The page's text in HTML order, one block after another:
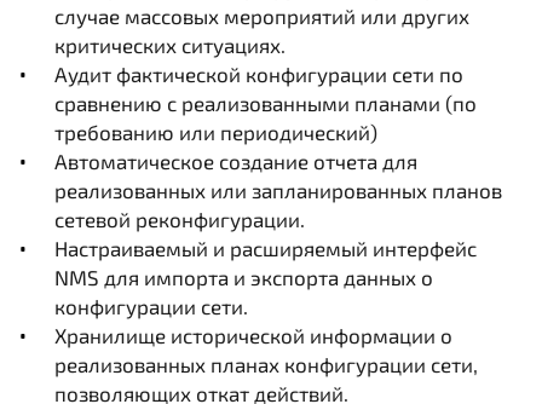
случае массовых мероприятий или других
критических ситуациях.
Аудит фактической конфигурации сети по
сравнению с реализованными планами (по
требованию или периодический)
Автоматическое создание отчета для
реализованных или запланированных планов
сетевой реконфигурации.
Настраиваемый и расширяемый интерфейс
NMS для импорта и экспорта данных о
конфигурации сети.
Хранилище исторической информации о
реализованных планах конфигурации сети,
позволяющих откат действий.